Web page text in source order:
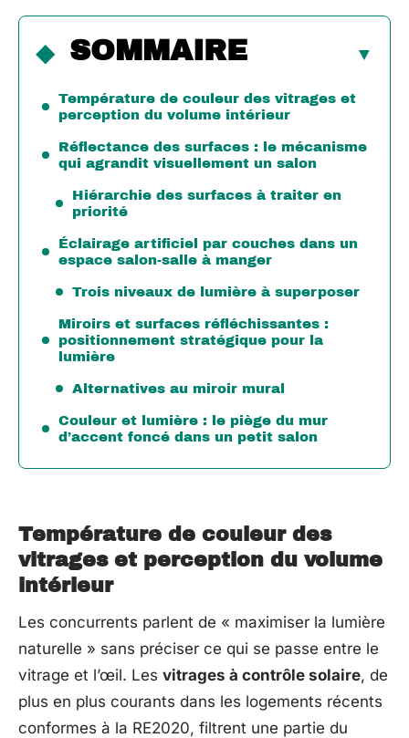
SOMMAIRE
Température de couleur des vitrages et
perception du volume intérieur
Réflectance des surfaces : le mécanisme
qui agrandit visuellement un salon
Hiérarchie des surfaces à traiter en
priorité
Éclairage artificiel par couches dans un
espace salon-salle à manger
Trois niveaux de lumière à superposer
Miroirs et surfaces réfléchissantes :
positionnement stratégique pour la
lumière
Alternatives au miroir mural
Couleur et lumière : le piège du mur
d’accent foncé dans un petit salon
Température de couleur des
vitrages et perception du volume
intérieur
Les concurrents parlent de « maximiser la lumière
naturelle » sans préciser ce qui se passe entre le
vitrage et l’œil. Les vitrages à contrôle solaire, de
plus en plus courants dans les logements récents
conformes à la RE2020, filtrent une partie du